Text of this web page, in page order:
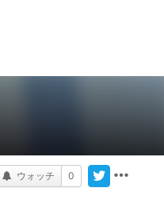
ウォッチ 0